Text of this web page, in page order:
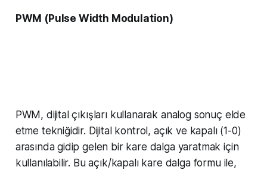
PWM (Pulse Width Modulation)
PWM, dijital çıkışları kullanarak analog sonuç elde
etme tekniğidir. Dijital kontrol, açık ve kapalı (1-0)
arasında gidip gelen bir kare dalga yaratmak için
kullanılabilir. Bu açık/kapalı kare dalga formu ile,